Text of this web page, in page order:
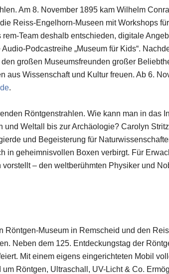
Am 8. November 1895 kam Wilhelm
Reiss-Engelhorn-Museen mit Workshops
Team deshalb entschieden, digitale
Podcastreihe „Museum für Kids“.
großen Museumsfreunden großer
Wissenschaft und Kultur freuen. Ab 6.
.
Röntgenstrahlen. Wie kann man in das
Weltall bis zur Archäologie? Carolyn
und Begeisterung für
in geheimnisvollen Boxen verbirgt. Für
– den weltberühmten Physiker und
Röntgen-Museum in Remscheid und den
Neben dem 125. Entdeckungstag der
Mit einem eigens eingerichteten Mobil
Röntgen, Ultraschall, UV-Licht & Co.